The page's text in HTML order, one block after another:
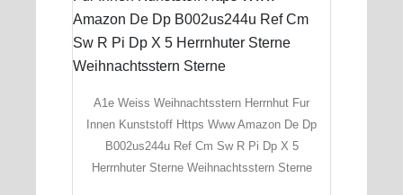
A1e Weiss Weihnachtsstern Herrnhut Fur
Innen Kunststoff Https Www Amazon De Dp
B002us244u Ref Cm Sw R Pi Dp X 5
Herrnhuter Sterne Weihnachtsstern Sterne